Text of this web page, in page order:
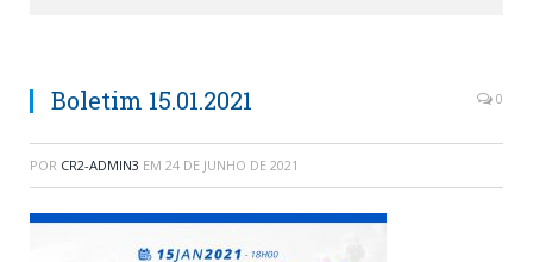
Boletim 15.01.2021 0
POR CR2-ADMIN3 EM 24 DE JUNHO DE 2021